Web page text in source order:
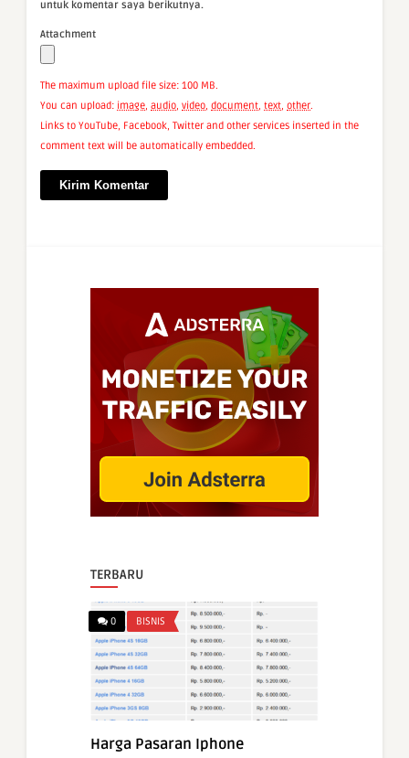
untuk komentar saya berikutnya.
Attachment
The maximum upload file size: 100 MB.
You can upload: image, audio, video, document, text, other.
Links to YouTube, Facebook, Twitter and other services inserted in the
comment text will be automatically embedded.
TERBARU
0 BISNIS
Harga Pasaran Iphone